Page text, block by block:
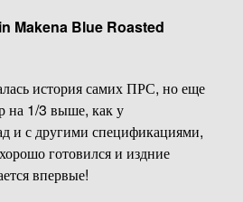
Makena Blue Roasted
история самих ПРС, но еще
на 1/3 выше, как у
и с другими спецификациями,
готовился и издние
впервые!